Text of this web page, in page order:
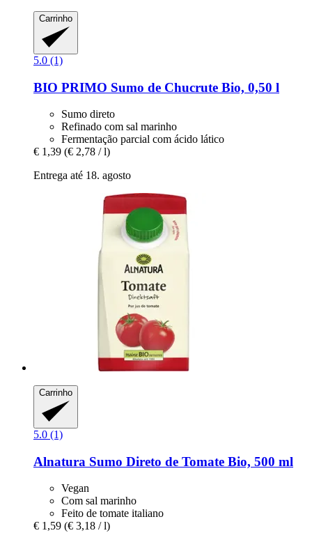
Carrinho
5.0 (1)
BIO PRIMO Sumo de Chucrute Bio, 0,50 l
Sumo direto
Refinado com sal marinho
Fermentação parcial com ácido lático
€ 1,39 (€ 2,78 / l)
Entrega até 18. agosto
Carrinho
5.0 (1)
Alnatura Sumo Direto de Tomate Bio, 500 ml
Vegan
Com sal marinho
Feito de tomate italiano
€ 1,59 (€ 3,18 / l)